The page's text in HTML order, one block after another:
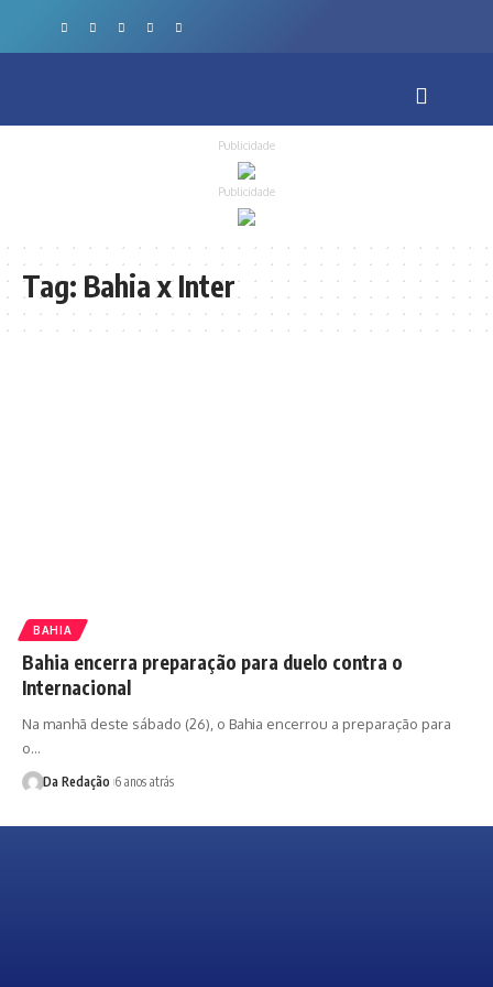
Publicidade
Publicidade
Tag: Bahia x Inter
BAHIA
Bahia encerra preparação para duelo contra o
Internacional
Na manhã deste sábado (26), o Bahia encerrou a preparação para
o…
Da Redação 6 anos atrás